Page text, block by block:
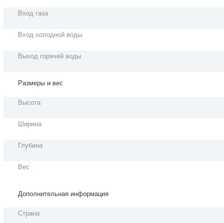
Вход газа
Вход холодной воды
Выход горячей воды
Размеры и вес
Высота
Ширина
Глубина
Вес
Дополнительная информация
Страна